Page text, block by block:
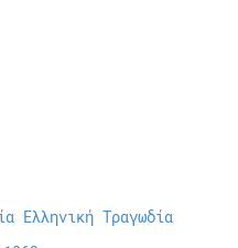
Ελληνική Τραγωδία